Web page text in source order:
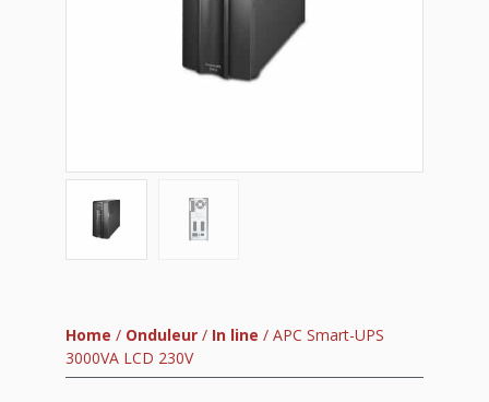
Home / Onduleur / In line / APC Smart-UPS
3000VA LCD 230V